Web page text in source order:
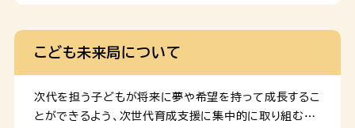
こども未来局について
次代を担う子どもが将来に夢や希望を持って成長するこ
とができるよう、次世代育成支援に集中的に取り組むた